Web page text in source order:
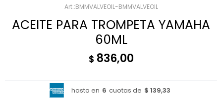
BMMVALVEOIL-BMMVALVEOIL
ACEITE PARA TROMPETA YAMAHA
60ML
$ 836,00
hasta en 6 cuotas de $ 139,33